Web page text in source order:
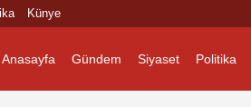
Künye
Anasayfa Gündem Siyaset Politika